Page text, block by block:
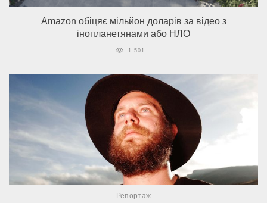
Amazon обіцяє мільйон доларів за відео з
інопланетянами або НЛО
1 501
Репортаж